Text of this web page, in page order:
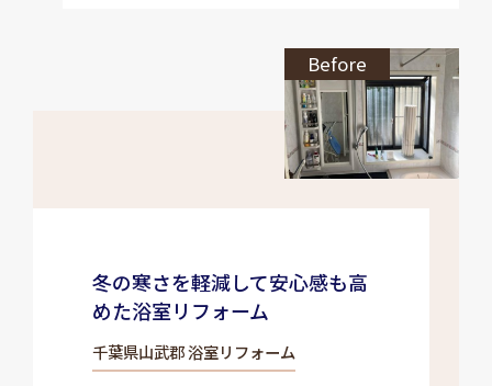
Before
冬の寒さを軽減して安心感も高
めた浴室リフォーム
千葉県山武郡 浴室リフォーム